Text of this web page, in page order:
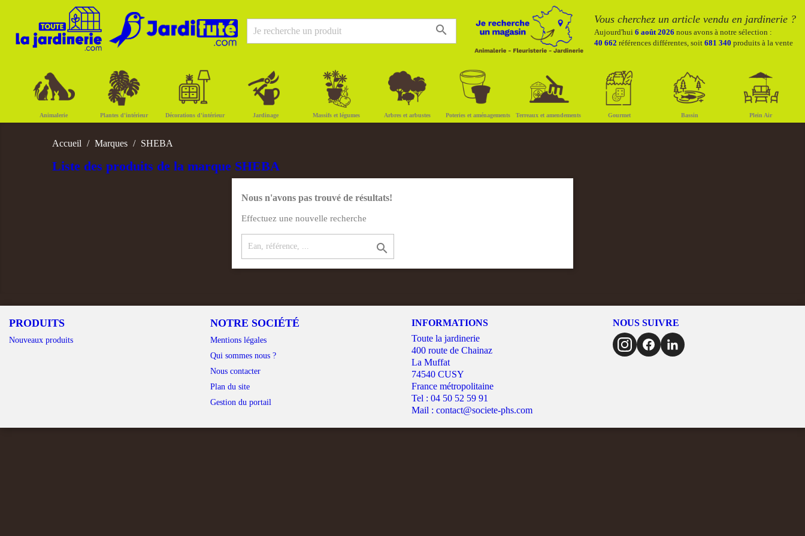
search
Vous cherchez un article vendu en jardinerie ?
Aujourd'hui 6 août 2026 nous avons à notre sélection :
40 662 références différentes, soit 681 340 produits à la vente
Animalerie Plantes d'intérieur Décorations d'intérieur Jardinage Massifs et légumes Arbres et arbustes Poteries et aménagements Terreaux et amendements Gourmet Bassin Plein Air
Accueil Marques SHEBA
Liste des produits de la marque SHEBA
Nous n'avons pas trouvé de résultats!
Effectuez une nouvelle recherche

PRODUITS
Nouveaux produits
NOTRE SOCIÉTÉ
Mentions légales
Qui sommes nous ?
Nous contacter
Plan du site
Gestion du portail
INFORMATIONS
Toute la jardinerie
400 route de Chainaz
La Muffat
74540 CUSY
France métropolitaine
Tel : 04 50 52 59 91
Mail : contact@societe-phs.com
NOUS SUIVRE